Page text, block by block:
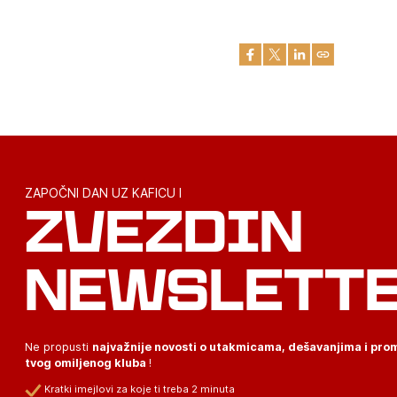
ZAPOČNI DAN UZ KAFICU I
ZVEZDIN
Ne propusti najvažnije novosti o utakmicama, dešavanjima i
tvog omiljenog kluba !
Kratki imejlovi za koje ti treba 2 minuta